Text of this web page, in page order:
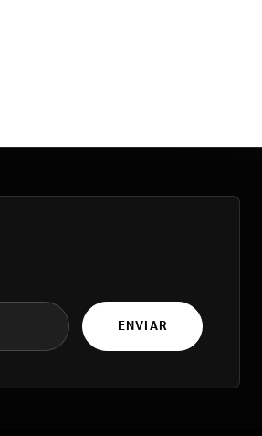
ENVIAR